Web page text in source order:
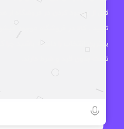
قبل از موجود کردن در فروشگاه
تایید ، کالا در فروشگاه موجود
بهترین انتخاب را داشته باشید
تست بدون قید و شرط دارند.